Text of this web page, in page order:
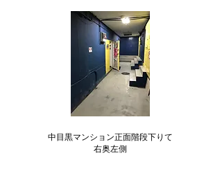
中目黒マンション正面階段下りて
右奥左側